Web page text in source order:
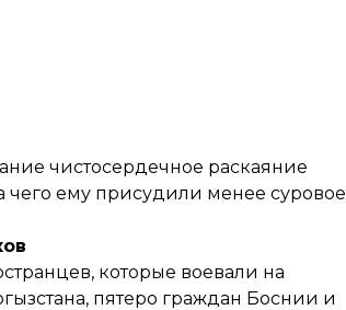
чистосердечное раскаяние
чего ему присудили менее суровое
которые воевали на
пятеро граждан Боснии и